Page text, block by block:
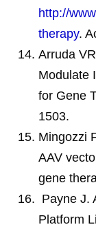
http://
therapy.
Arruda
Modulate
for Gene
1503.
Mingozzi
AAV
gene
Payne J.
Platform